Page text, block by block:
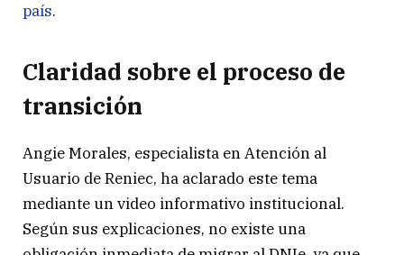
país.
Claridad sobre el proceso de
transición
Angie Morales, especialista en Atención al
Usuario de Reniec, ha aclarado este tema
mediante un video informativo institucional.
Según sus explicaciones, no existe una